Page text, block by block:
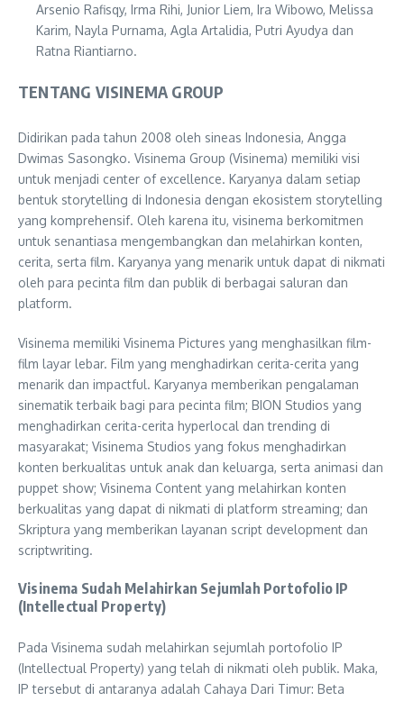
Arsenio Rafisqy, Irma Rihi, Junior Liem, Ira Wibowo, Melissa
Karim, Nayla Purnama, Agla Artalidia, Putri Ayudya dan
Ratna Riantiarno.
TENTANG VISINEMA GROUP
Didirikan pada tahun 2008 oleh sineas Indonesia, Angga
Dwimas Sasongko. Visinema Group (Visinema) memiliki visi
untuk menjadi center of excellence. Karyanya dalam setiap
bentuk storytelling di Indonesia dengan ekosistem storytelling
yang komprehensif. Oleh karena itu, visinema berkomitmen
untuk senantiasa mengembangkan dan melahirkan konten,
cerita, serta film. Karyanya yang menarik untuk dapat di nikmati
oleh para pecinta film dan publik di berbagai saluran dan
platform.
Visinema memiliki Visinema Pictures yang menghasilkan film-
film layar lebar. Film yang menghadirkan cerita-cerita yang
menarik dan impactful. Karyanya memberikan pengalaman
sinematik terbaik bagi para pecinta film; BION Studios yang
menghadirkan cerita-cerita hyperlocal dan trending di
masyarakat; Visinema Studios yang fokus menghadirkan
konten berkualitas untuk anak dan keluarga, serta animasi dan
puppet show; Visinema Content yang melahirkan konten
berkualitas yang dapat di nikmati di platform streaming; dan
Skriptura yang memberikan layanan script development dan
scriptwriting.
Visinema Sudah Melahirkan Sejumlah Portofolio IP
(Intellectual Property)
Pada Visinema sudah melahirkan sejumlah portofolio IP
(Intellectual Property) yang telah di nikmati oleh publik. Maka,
IP tersebut di antaranya adalah Cahaya Dari Timur: Beta